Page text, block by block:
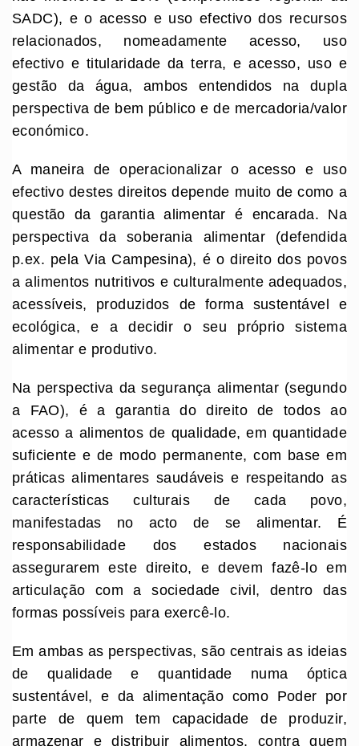
SADC), e o acesso e uso efectivo dos recursos
relacionados, nomeadamente acesso, uso
efectivo e titularidade da terra, e acesso, uso e
gestão da água, ambos entendidos na dupla
perspectiva de bem público e de mercadoria/valor
económico.
A maneira de operacionalizar o acesso e uso
efectivo destes direitos depende muito de como a
questão da garantia alimentar é encarada. Na
perspectiva da soberania alimentar (defendida
p.ex. pela Via Campesina), é o direito dos povos
a alimentos nutritivos e culturalmente adequados,
acessíveis, produzidos de forma sustentável e
ecológica, e a decidir o seu próprio sistema
alimentar e produtivo.
Na perspectiva da segurança alimentar (segundo
a FAO), é a garantia do direito de todos ao
acesso a alimentos de qualidade, em quantidade
suficiente e de modo permanente, com base em
práticas alimentares saudáveis e respeitando as
características culturais de cada povo,
manifestadas no acto de se alimentar. É
responsabilidade dos estados nacionais
assegurarem este direito, e devem fazê-lo em
articulação com a sociedade civil, dentro das
formas possíveis para exercê-lo.
Em ambas as perspectivas, são centrais as ideias
de qualidade e quantidade numa óptica
sustentável, e da alimentação como Poder por
parte de quem tem capacidade de produzir,
armazenar e distribuir alimentos, contra quem